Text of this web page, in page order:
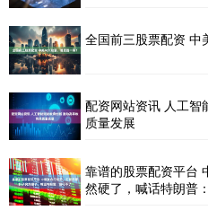
全国前三股票配资 中
配资网站资讯 人工智
质量发展
靠谱的股票配资平台
然硬了，喊话特朗普